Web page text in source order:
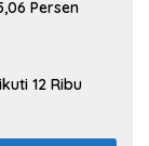
Persen
12 Ribu